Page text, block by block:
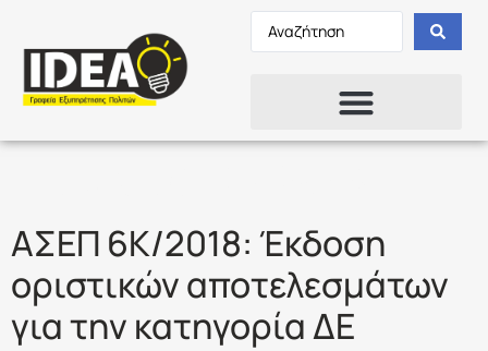
ΑΣΕΠ 6Κ/2018: Έκδοση
οριστικών αποτελεσμάτων
για την κατηγορία ΔΕ